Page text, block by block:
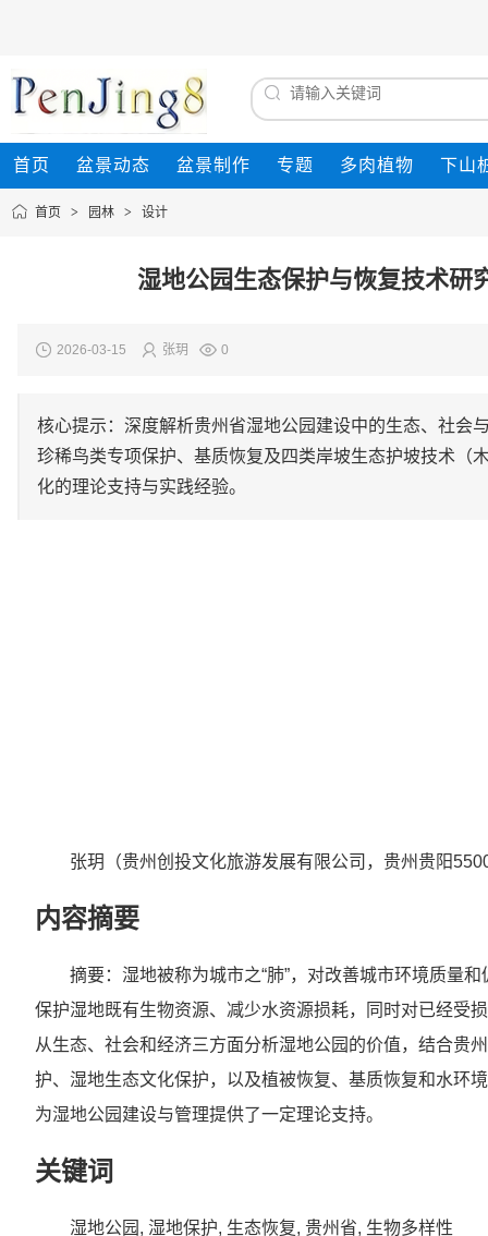
首页 盆景动态 盆景制作 专题 多肉植物 下山
首页 > 园林 > 设计
湿地公园生态保护与恢复技术研
2026-03-15 张玥 0
核心提示：深度解析贵州省湿地公园建设中的生态、社会
珍稀鸟类专项保护、基质恢复及四类岸坡生态护坡技术（
化的理论支持与实践经验。
张玥（贵州创投文化旅游发展有限公司，贵州贵阳
内容摘要
摘要：湿地被称为城市之“肺”，对改善城市环境质量
保护湿地既有生物资源、减少水资源损耗，同时对已经受
从生态、社会和经济三方面分析湿地公园的价值，结合贵
护、湿地生态文化保护，以及植被恢复、基质恢复和水环
为湿地公园建设与管理提供了一定理论支持。
关键词
湿地公园, 湿地保护, 生态恢复, 贵州省, 生物多样性